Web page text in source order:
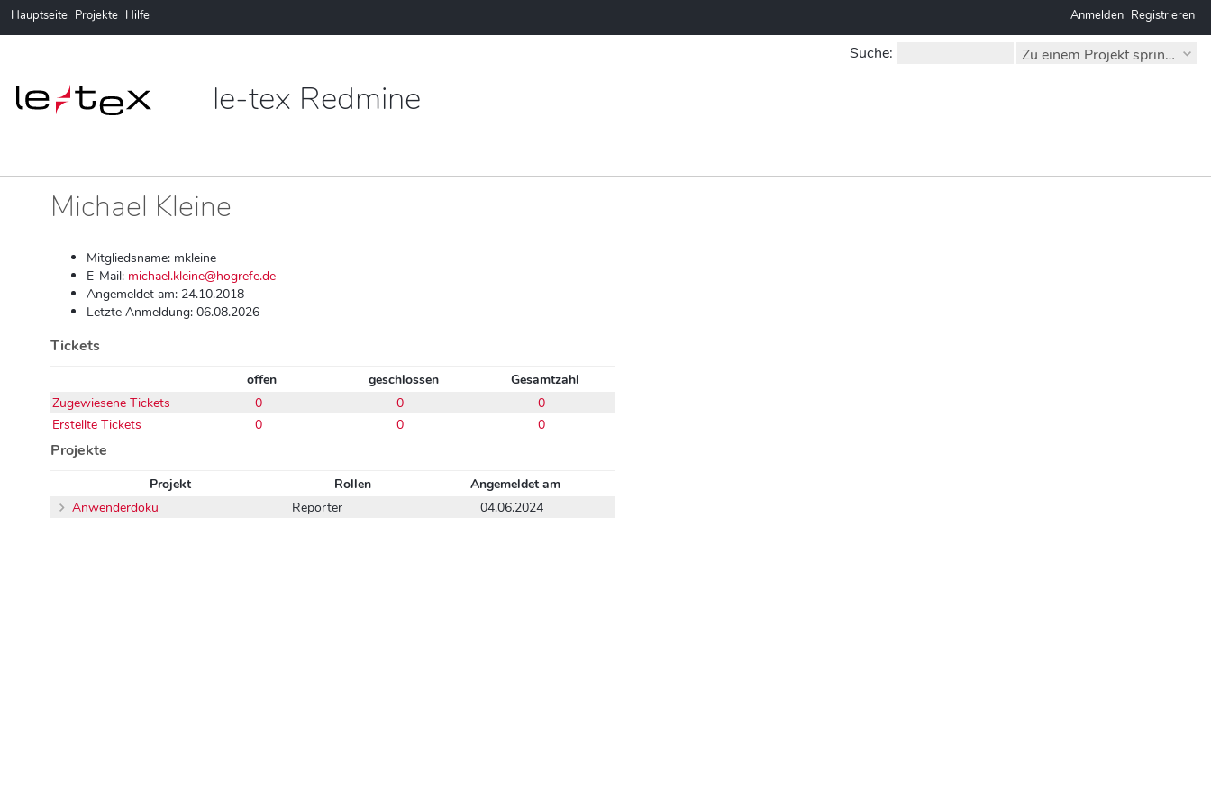
Anmelden Registrieren
Hauptseite Projekte Hilfe
Suche: Zu einem Projekt springen...
le-tex Redmine
Michael Kleine
Mitgliedsname: mkleine
E-Mail: michael.kleine@hogrefe.de
Angemeldet am: 24.10.2018
Letzte Anmeldung: 06.08.2026
Tickets
offen geschlossen
Gesamtzahl
Zugewiesene Tickets
0 0
0
Erstellte Tickets
0 0 0
Projekte
Projekt Rollen
Angemeldet am
Anwenderdoku
Reporter 04.06.2024